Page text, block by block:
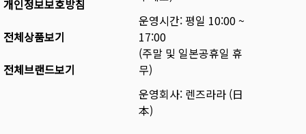
개인정보보호방침
전체상품보기
전체브랜드보기
운영시간: 평일 10:00 ~
17:00
(주말 및 일본공휴일 휴
무)
운영회사: 렌즈라라 (日
本)